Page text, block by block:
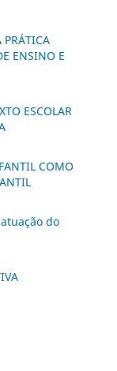
PRÁTICA
ENSINO E
ESCOLAR
COMO
atuação do